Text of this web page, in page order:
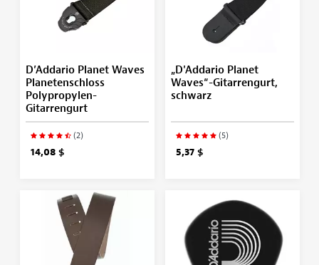
D’Addario Planet Waves
Planetenschloss
Polypropylen-
Gitarrengurt
(2)
14,08 $
„D'Addario Planet
Waves“-Gitarrengurt,
schwarz
(5)
5,37 $